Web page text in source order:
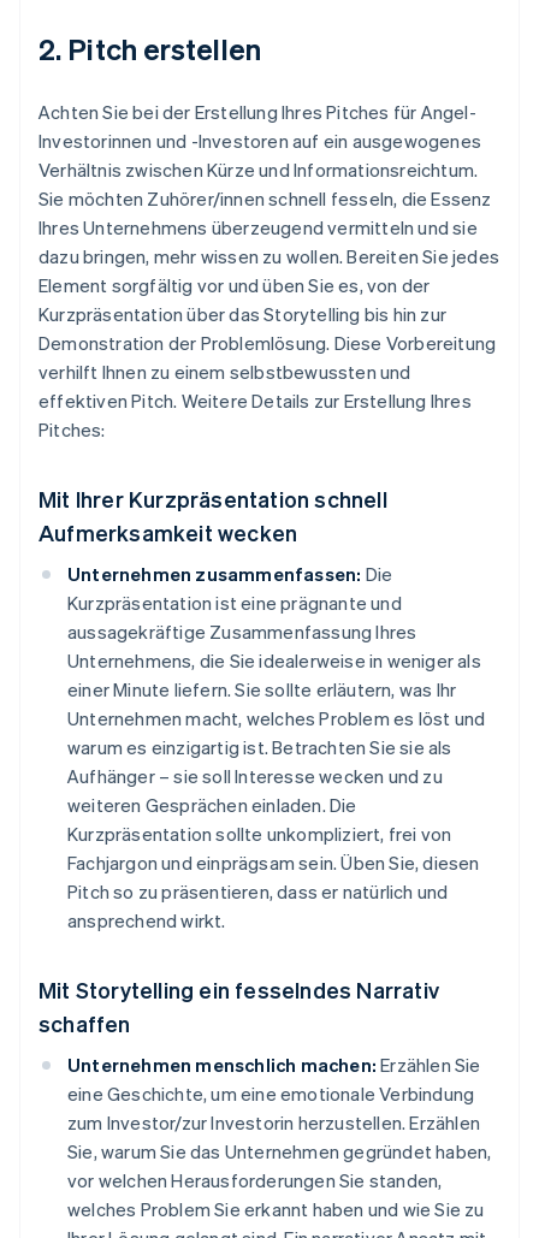
2. Pitch erstellen
Achten Sie bei der Erstellung Ihres Pitches für Angel-
Investorinnen und -Investoren auf ein ausgewogenes
Verhältnis zwischen Kürze und Informationsreichtum.
Sie möchten Zuhörer/innen schnell fesseln, die Essenz
Ihres Unternehmens überzeugend vermitteln und sie
dazu bringen, mehr wissen zu wollen. Bereiten Sie jedes
Element sorgfältig vor und üben Sie es, von der
Kurzpräsentation über das Storytelling bis hin zur
Demonstration der Problemlösung. Diese Vorbereitung
verhilft Ihnen zu einem selbstbewussten und
effektiven Pitch. Weitere Details zur Erstellung Ihres
Pitches:
Mit Ihrer Kurzpräsentation schnell
Aufmerksamkeit wecken
Unternehmen zusammenfassen: Die
Kurzpräsentation ist eine prägnante und
aussagekräftige Zusammenfassung Ihres
Unternehmens, die Sie idealerweise in weniger als
einer Minute liefern. Sie sollte erläutern, was Ihr
Unternehmen macht, welches Problem es löst und
warum es einzigartig ist. Betrachten Sie sie als
Aufhänger – sie soll Interesse wecken und zu
weiteren Gesprächen einladen. Die
Kurzpräsentation sollte unkompliziert, frei von
Fachjargon und einprägsam sein. Üben Sie, diesen
Pitch so zu präsentieren, dass er natürlich und
ansprechend wirkt.
Mit Storytelling ein fesselndes Narrativ
schaffen
Unternehmen menschlich machen: Erzählen Sie
eine Geschichte, um eine emotionale Verbindung
zum Investor/zur Investorin herzustellen. Erzählen
Sie, warum Sie das Unternehmen gegründet haben,
vor welchen Herausforderungen Sie standen,
welches Problem Sie erkannt haben und wie Sie zu